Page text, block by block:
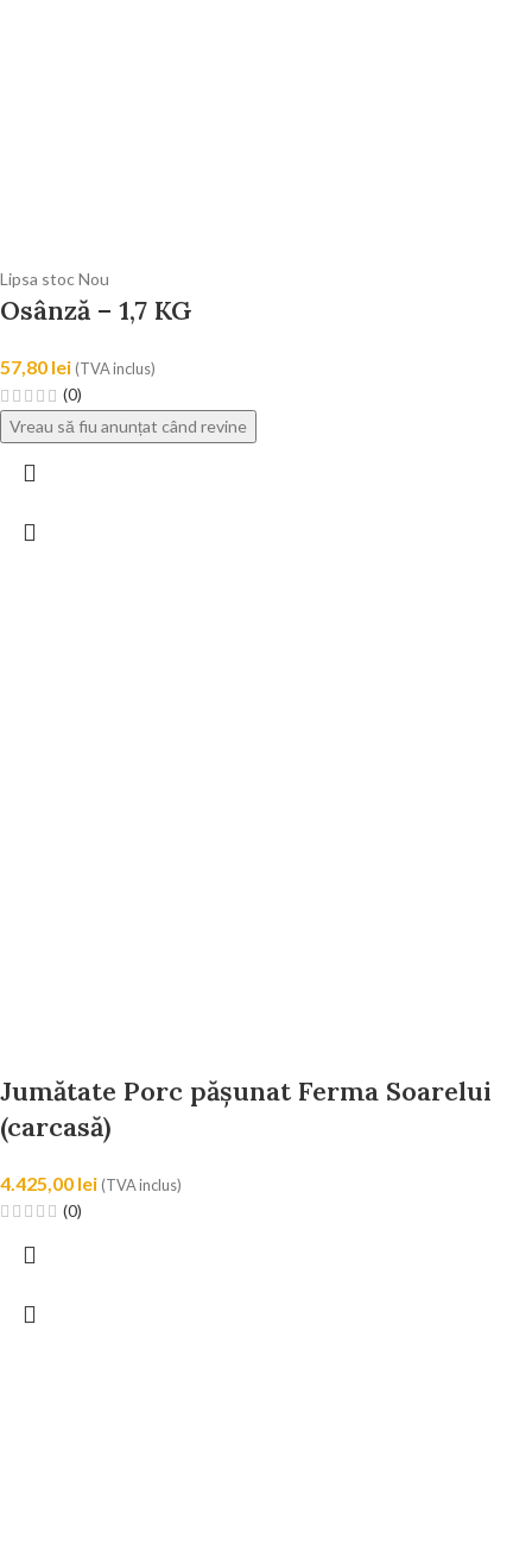
Lipsa stocNou
Osânză – 1,7 KG
57,80 lei (TVA inclus)
(0)
Jumătate Porc pășunat Ferma Soarelui
(carcasă)
4.425,00 lei (TVA inclus)
(0)